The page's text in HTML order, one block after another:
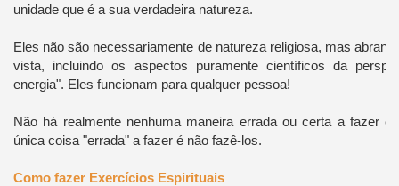
unidade que é a sua verdadeira natureza.
Eles não são necessariamente de natureza religiosa, mas
vista, incluindo os aspectos puramente científicos da
energia". Eles funcionam para qualquer pessoa!
Não há realmente nenhuma maneira errada ou certa a fazer
única coisa "errada" a fazer é não fazê-los.
Como fazer Exercícios Espirituais